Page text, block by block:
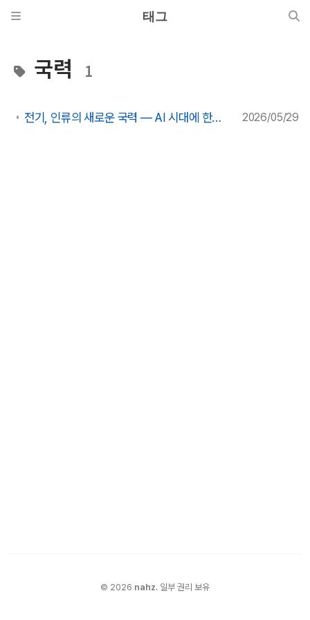
태그
국력 1
전기, 인류의 새로운 국력 — AI 시대에 한국은 왜 전기를 넘치게 만들어야 하는가 2026/05/29
© 2026 nahz. 일부 권리 보유